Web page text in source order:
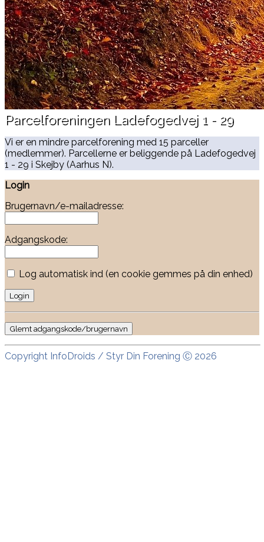
Parcelforeningen Ladefogedvej 1 - 29
Vi er en mindre parcelforening med 15 parceller
(medlemmer). Parcellerne er beliggende på Ladefogedvej
1 - 29 i Skejby (Aarhus N).
Login
Brugernavn/e-mailadresse:
Adgangskode:
Log automatisk ind (en cookie gemmes på din enhed)
Glemt adgangskode/brugernavn
Copyright InfoDroids / Styr Din Forening Ⓒ 2026